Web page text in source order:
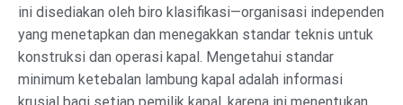
ini disediakan oleh biro klasifikasi—organisasi independen
yang menetapkan dan menegakkan standar teknis untuk
konstruksi dan operasi kapal. Mengetahui standar
minimum ketebalan lambung kapal adalah informasi